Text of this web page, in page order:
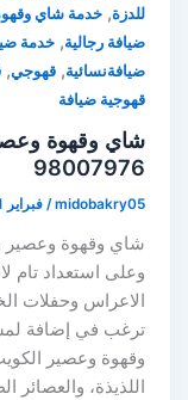
للدزة, خدمة شاي
ضيافة رجالية, خدمة
ضيافةنسائية, قهوجي,
قهوجية ضيافة
شاي وقهوة
98007976
midobakry05
/فبراير 11, 2025
شاي وقهوة وعصير
وعلى استعداد تام
الاعراس وحفلات
ترغب في إضافة
وقهوة وعصير
اللذيذة، والعصائر